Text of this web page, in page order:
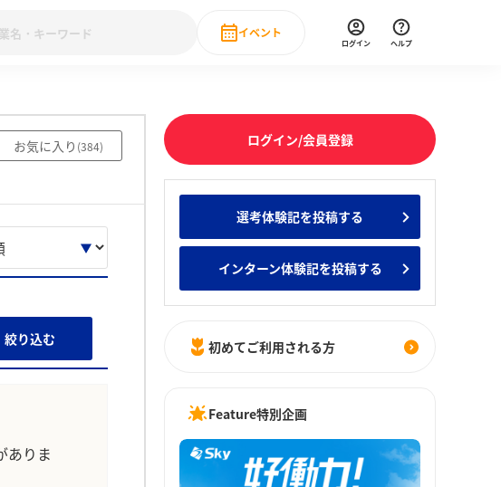
みんなの新卒就職人気企業ランキング みんなのインターン人気企業ランキ
28卒 IT・DX現場社員インタビュー
イベント
直近のイベント一覧
ログイン ヘルプ
お気に入り (384)
絞り込む
ありま
ログイン/会員登録
選考体験記を投稿する
インターン体験記を投稿する
初めてご利用される方
Feature特別企画